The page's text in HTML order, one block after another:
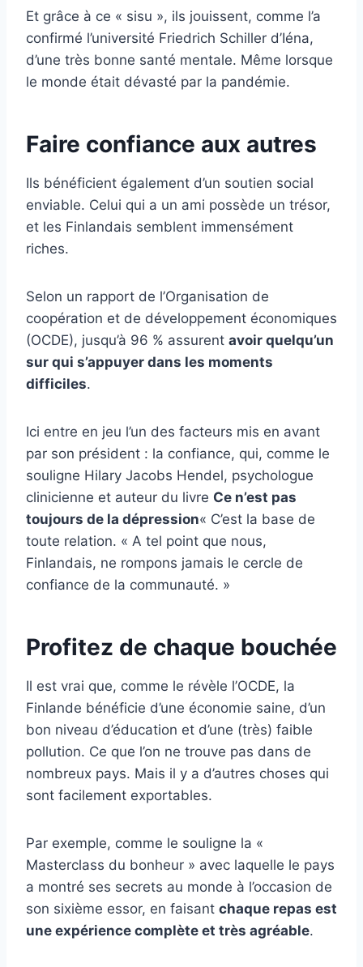
Et grâce à ce « sisu », ils jouissent, comme l’a
confirmé l’université Friedrich Schiller d’Iéna,
d’une très bonne santé mentale. Même lorsque
le monde était dévasté par la pandémie.
Faire confiance aux autres
Ils bénéficient également d’un soutien social
enviable. Celui qui a un ami possède un trésor,
et les Finlandais semblent immensément
riches.
Selon un rapport de l’Organisation de
coopération et de développement économiques
(OCDE), jusqu’à 96 % assurent avoir quelqu’un
sur qui s’appuyer dans les moments
difficiles.
Ici entre en jeu l’un des facteurs mis en avant
par son président : la confiance, qui, comme le
souligne Hilary Jacobs Hendel, psychologue
clinicienne et auteur du livre Ce n’est pas
toujours de la dépression« C’est la base de
toute relation. « A tel point que nous,
Finlandais, ne rompons jamais le cercle de
confiance de la communauté. »
Profitez de chaque bouchée
Il est vrai que, comme le révèle l’OCDE, la
Finlande bénéficie d’une économie saine, d’un
bon niveau d’éducation et d’une (très) faible
pollution. Ce que l’on ne trouve pas dans de
nombreux pays. Mais il y a d’autres choses qui
sont facilement exportables.
Par exemple, comme le souligne la «
Masterclass du bonheur » avec laquelle le pays
a montré ses secrets au monde à l’occasion de
son sixième essor, en faisant chaque repas est
une expérience complète et très agréable.